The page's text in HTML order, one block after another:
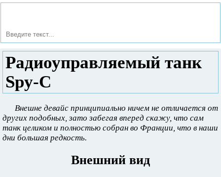
Радиоуправляемый танк
Spy-C
Внешне девайс принципиально ничем не отличается от
других подобных, зато забегая вперед скажу, что сам
танк целиком и полностью собран во Франции, что в наши
дни большая редкость.
Внешний вид